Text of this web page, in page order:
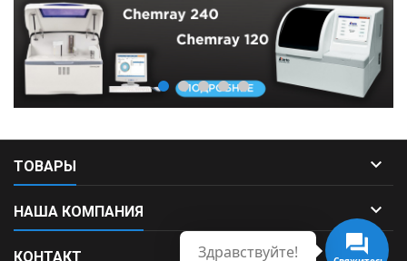
ТОВАРЫ 
НАША КОМПАНИЯ 
КОНТАКТ 
Здравствуйте!